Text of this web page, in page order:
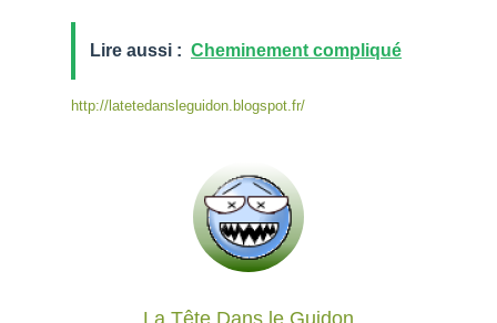
Lire aussi : Cheminement compliqué
http://latetedansleguidon.blogspot.fr/